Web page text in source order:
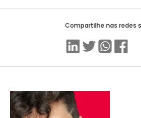
Compartilhe nas redes
LinkedinTwitterWhatsApp